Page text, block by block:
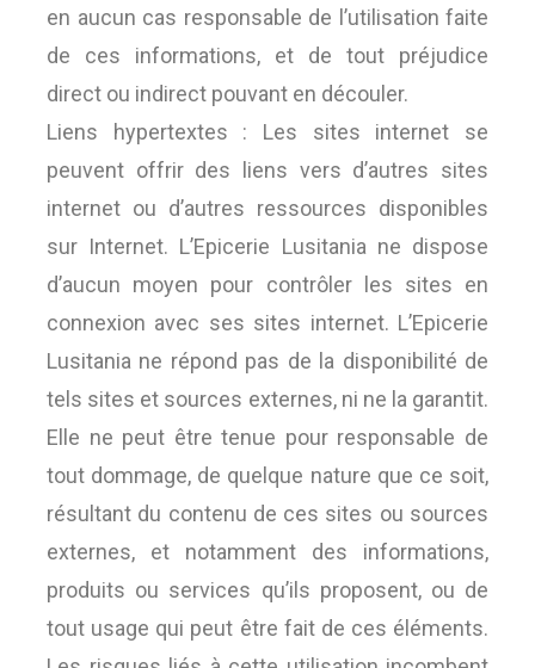
en aucun cas responsable de l’utilisation faite
de ces informations, et de tout préjudice
direct ou indirect pouvant en découler.
Liens hypertextes : Les sites internet se
peuvent offrir des liens vers d’autres sites
internet ou d’autres ressources disponibles
sur Internet. L’Epicerie Lusitania ne dispose
d’aucun moyen pour contrôler les sites en
connexion avec ses sites internet. L’Epicerie
Lusitania ne répond pas de la disponibilité de
tels sites et sources externes, ni ne la garantit.
Elle ne peut être tenue pour responsable de
tout dommage, de quelque nature que ce soit,
résultant du contenu de ces sites ou sources
externes, et notamment des informations,
produits ou services qu’ils proposent, ou de
tout usage qui peut être fait de ces éléments.